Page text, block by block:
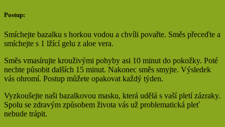
Postup:
Smíchejte bazalku s horkou vodou a chvíli povařte. Směs přeceďte a
smíchejte s 1 lžící gelu z aloe vera.
Směs vmasírujte krouživými pohyby asi 10 minut do pokožky. Poté
nechte působit dalších 15 minut. Nakonec směs smyjte. Výsledek
vás ohromí. Postup můžete opakovat každý týden.
Vyzkoušejte naši bazalkovou masku, která udělá s vaší pletí zázraky.
Spolu se zdravým způsobem života vás už problematická pleť
nebude trápit.